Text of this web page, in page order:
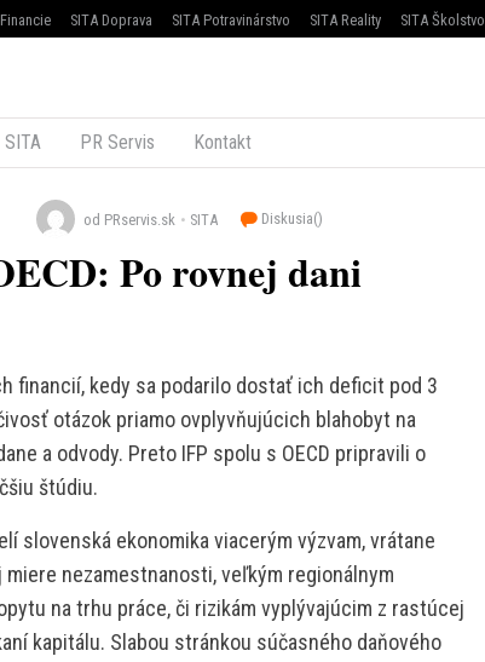
SITA Doprava SITA Potravinárstvo SITA Reality SITA Školstvo
SITA PR Servis Kontakt
od PRservis.sk SITA Diskusia()
Po rovnej dani
financií, kedy sa podarilo dostať ich deficit pod 3
otázok priamo ovplyvňujúcich blahobyt na
a odvody. Preto IFP spolu s OECD pripravili o
štúdiu.
slovenská ekonomika viacerým výzvam, vrátane
nezamestnanosti, veľkým regionálnym
na trhu práce, či rizikám vyplývajúcim z rastúcej
kapitálu. Slabou stránkou súčasného daňového